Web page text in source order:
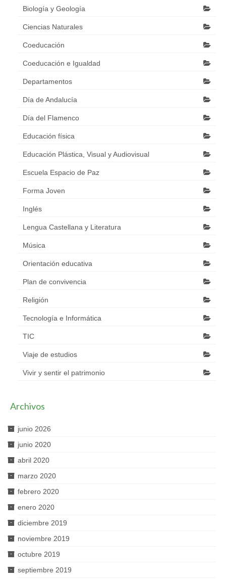
Biología y Geología
Ciencias Naturales
Coeducación
Coeducación e Igualdad
Departamentos
Día de Andalucía
Día del Flamenco
Educación física
Educación Plástica, Visual y Audiovisual
Escuela Espacio de Paz
Forma Joven
Inglés
Lengua Castellana y Literatura
Música
Orientación educativa
Plan de convivencia
Religión
Tecnología e Informática
TIC
Viaje de estudios
Vivir y sentir el patrimonio
Archivos
junio 2026
junio 2020
abril 2020
marzo 2020
febrero 2020
enero 2020
diciembre 2019
noviembre 2019
octubre 2019
septiembre 2019